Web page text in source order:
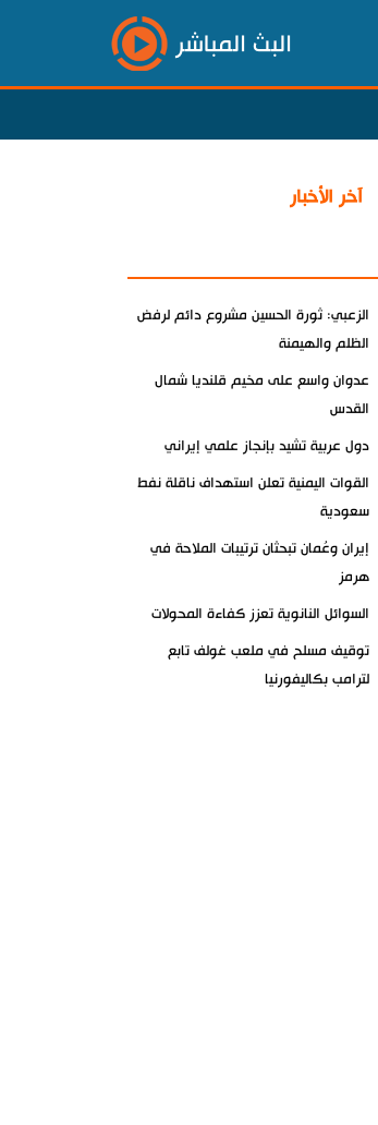
البث المباشر
آخر الأخبار
الزعبي: ثورة الحسين مشروع دائم لرفض
الظلم والهيمنة
عدوان واسع على مخيم قلنديا شمال
القدس
دول عربية تشيد بإنجاز علمي إيراني
القوات اليمنية تعلن استهداف ناقلة نفط
سعودية
إيران وعُمان تبحثان ترتيبات الملاحة في
هرمز
السوائل النانوية تعزز كفاءة المحولات
توقيف مسلح في ملعب غولف تابع
لترامب بكاليفورنيا